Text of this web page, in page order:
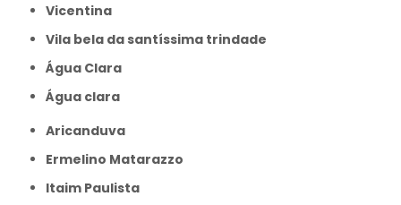
Vicentina
Vila bela da santíssima trindade
Água Clara
Água clara
Aricanduva
Ermelino Matarazzo
Itaim Paulista